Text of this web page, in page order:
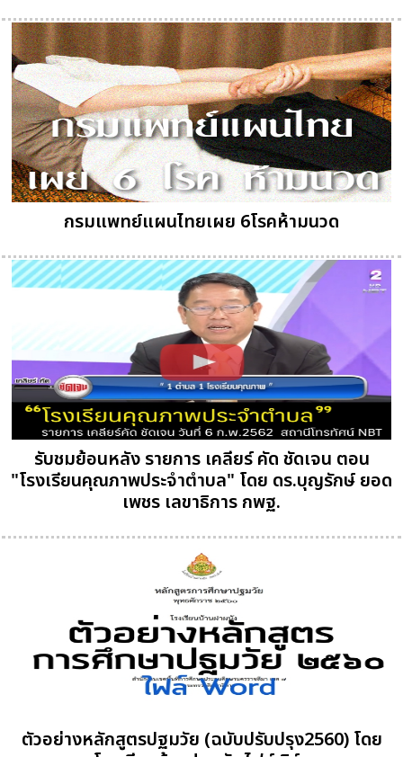
กรมแพทย์แผนไทยเผย 6โรคห้ามนวด
รับชมย้อนหลัง รายการ เคลียร์ คัด ชัดเจน ตอน
"โรงเรียนคุณภาพประจำตำบล" โดย ดร.บุญรักษ์ ยอด
เพชร เลขาธิการ กพฐ.
ตัวอย่างหลักสูตรปฐมวัย (ฉบับปรับปรุง2560) โดย